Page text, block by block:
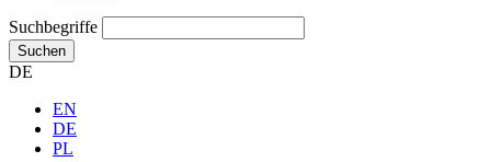
Suchbegriffe
Suchen
DE
EN
DE
PL